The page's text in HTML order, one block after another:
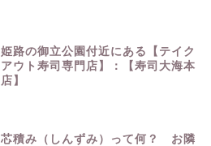
姫路の御立公園付近にある【テイク
アウト寿司専門店】：【寿司大海本
店】
芯積み（しんずみ）って何？ お隣